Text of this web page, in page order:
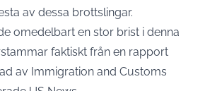
av dessa brottslingar.
omedelbart en stor brist i denna
faktiskt från en rapport
av Immigration and Customs